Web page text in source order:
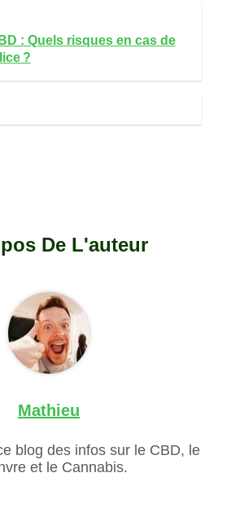
: Quels risques en cas de
?
De L'auteur
Mathieu
blog des infos sur le CBD, le
et le Cannabis.